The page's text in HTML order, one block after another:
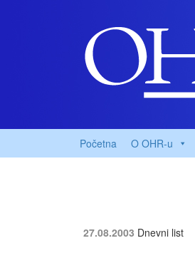
Početna O OHR-u
27.08.2003 Dnevni list